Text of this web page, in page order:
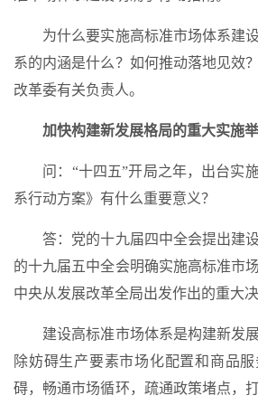
为什么要实施高标准市场体系建设
系的内涵是什么？如何推动落地见效
改革委有关负责人。
加快构建新发展格局的重大实施
问：“十四五”开局之年，出台实
系行动方案》有什么重要意义？
答：党的十九届四中全会提出建设
的十九届五中全会明确实施高标准市
中央从发展改革全局出发作出的重大决
建设高标准市场体系是构建新发展
除妨碍生产要素市场化配置和商品
碍，畅通市场循环，疏通政策堵点，